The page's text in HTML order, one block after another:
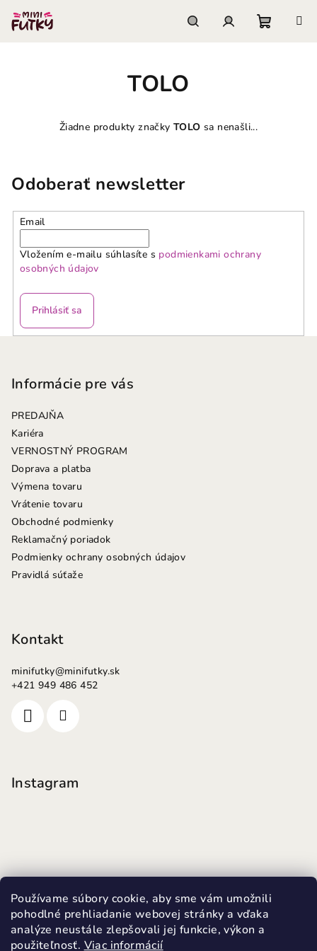
Používame súbory cookie, aby sme vám umožnili
pohodlné prehliadanie webovej stránky a vďaka
analýze neustále zlepšovali jej funkcie, výkon a
použiteľnosť. Viac informácií
obsah
TOLO
Žiadne produkty značky TOLO sa nenašli...
Odoberať newsletter
Email
Vložením e-mailu súhlasíte s podmienkami ochrany
osobných údajov
Prihlásiť sa
Informácie pre vás
PREDAJŇA
Kariéra
VERNOSTNÝ PROGRAM
Doprava a platba
Výmena tovaru
Vrátenie tovaru
Obchodné podmienky
Reklamačný poriadok
Podmienky ochrany osobných údajov
Pravidlá súťaže
Kontakt
minifutky@minifutky.sk
+421 949 486 452
Instagram